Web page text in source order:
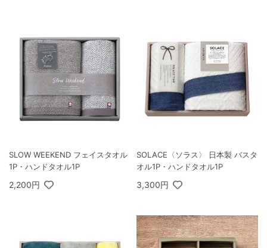
SLOW WEEKEND フェイスタオル
1P・ハンドタオル1P
2,200円
SOLACE〈ソラス〉 日本製 バスタ
オル1P・ハンドタオル1P
3,300円